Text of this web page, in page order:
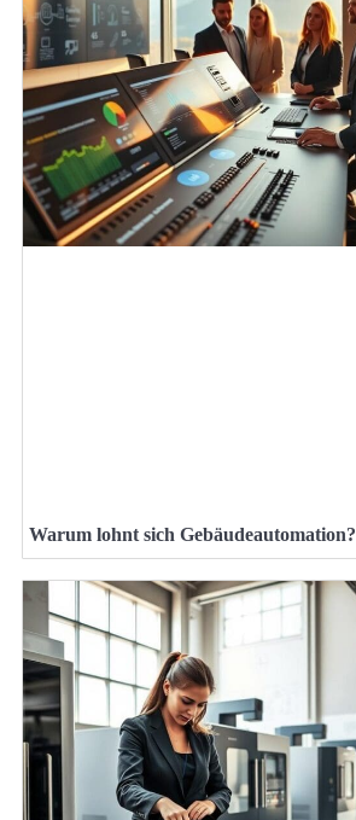
Warum lohnt sich Gebäudeautomation?